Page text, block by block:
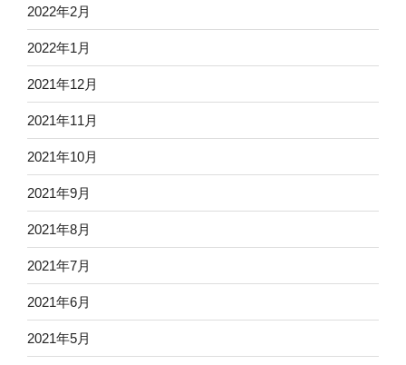
2022年2月
2022年1月
2021年12月
2021年11月
2021年10月
2021年9月
2021年8月
2021年7月
2021年6月
2021年5月